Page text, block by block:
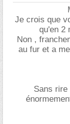
Je crois que
qu'en 2
Non ,
au fur et a
Sans rire